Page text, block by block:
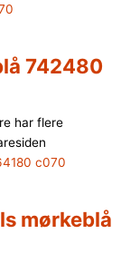
742480
har flere
mørkeblå